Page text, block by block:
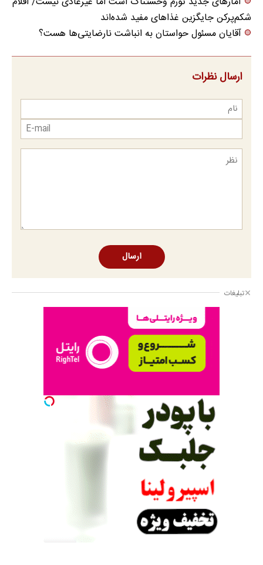
شکم‌پرکن جایگزین غذاهای مفید شده‌اند
آقایان مسئول حواستان به انباشت نارضایتی‌ها هست؟
ارسال نظرات
ارسال
تبلیغات